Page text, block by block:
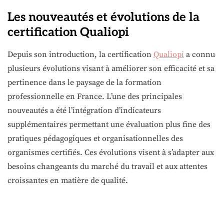
Les nouveautés et évolutions de la
certification Qualiopi
Depuis son introduction, la certification Qualiopi a connu
plusieurs évolutions visant à améliorer son efficacité et sa
pertinence dans le paysage de la formation
professionnelle en France. L’une des principales
nouveautés a été l’intégration d’indicateurs
supplémentaires permettant une évaluation plus fine des
pratiques pédagogiques et organisationnelles des
organismes certifiés. Ces évolutions visent à s’adapter aux
besoins changeants du marché du travail et aux attentes
croissantes en matière de qualité.